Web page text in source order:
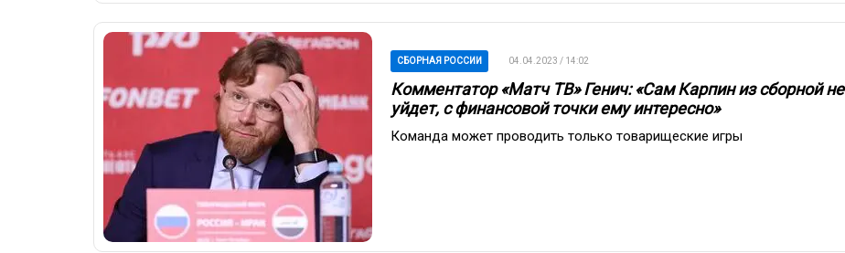
СБОРНАЯ РОССИИ 04.04.2023 / 14:02
Комментатор «Матч ТВ» Генич: «Сам Карпин из сборной не
уйдет, с финансовой точки ему интересно»
Команда может проводить только товарищеские игры